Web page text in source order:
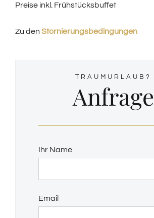
Preise inkl. Frühstücksbuffet
Zu den Stornierungsbedingungen
TRAUMURLAUB?
Anfrage
Ihr Name
Email